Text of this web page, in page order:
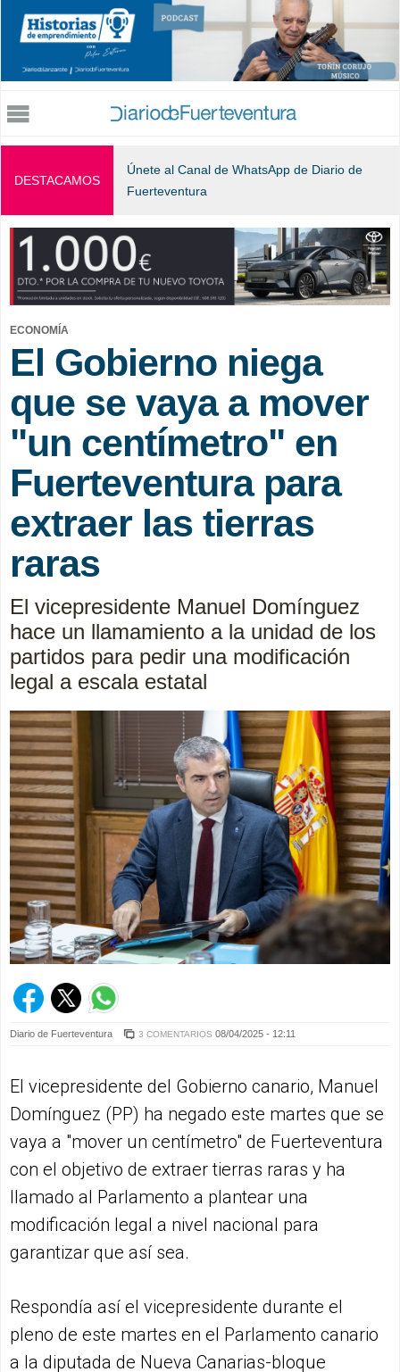
Jump to navigation
DESTACAMOS
Únete al Canal de WhatsApp de Diario de
Fuerteventura
ECONOMÍA
El Gobierno niega
que se vaya a mover
"un centímetro" en
Fuerteventura para
extraer las tierras
raras
El vicepresidente Manuel Domínguez
hace un llamamiento a la unidad de los
partidos para pedir una modificación
legal a escala estatal
Diario de Fuerteventura 3 COMENTARIOS 08/04/2025 - 12:11
El vicepresidente del Gobierno canario, Manuel
Domínguez (PP) ha negado este martes que se
vaya a "mover un centímetro" de Fuerteventura
con el objetivo de extraer tierras raras y ha
llamado al Parlamento a plantear una
modificación legal a nivel nacional para
garantizar que así sea.
Respondía así el vicepresidente durante el
pleno de este martes en el Parlamento canario
a la diputada de Nueva Canarias-bloque